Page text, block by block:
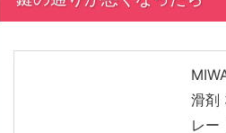
滑剤
レー